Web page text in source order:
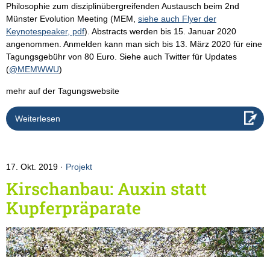
Philosophie zum disziplinübergreifenden Austausch beim 2nd
Münster Evolution Meeting (MEM, siehe auch Flyer der
Keynotespeaker, pdf). Abstracts werden bis 15. Januar 2020
angenommen. Anmelden kann man sich bis 13. März 2020 für eine
Tagungsgebühr von 80 Euro. Siehe auch Twitter für Updates
(@MEMWWU)
mehr auf der Tagungswebsite
Weiterlesen
17. Okt. 2019 Projekt
Kirschanbau: Auxin statt
Kupferpräparate